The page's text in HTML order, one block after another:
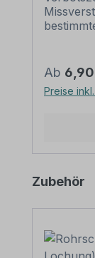
Mit
Für E-
Folie
weiß,
Ab
Preise
Zubehör